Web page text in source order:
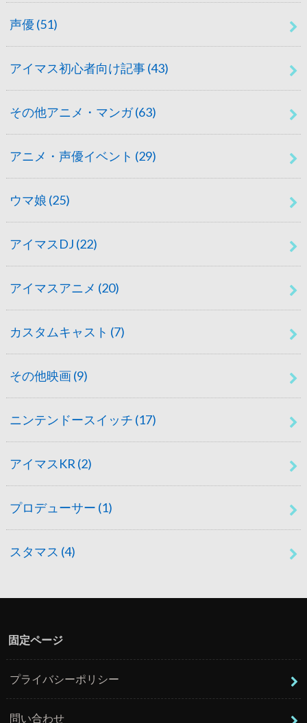
声優 (51)
アイマス初心者向け記事(43)
その他アニメ・マンガ(63)
アニメ・声優イベント (29)
ウマ娘 (25)
アイマスDJ (22)
アイマスアニメ (20)
カスタムキャスト (7)
その他映画(9)
ニンテンドースイッチ (17)
アイマスKR (2)
プロデューサー (1)
スタマス (4)
固定ページ
プライバシーポリシー
問い合わせ